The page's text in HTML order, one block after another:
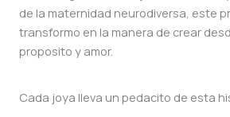
de la maternidad neurodiversa, este
transformo en la manera de crear
proposito y amor.
Cada joya lleva un pedacito de esta